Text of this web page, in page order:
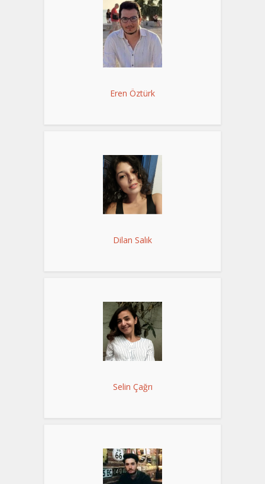
Eren Öztürk
Dilan Salık
Selin Çağrı